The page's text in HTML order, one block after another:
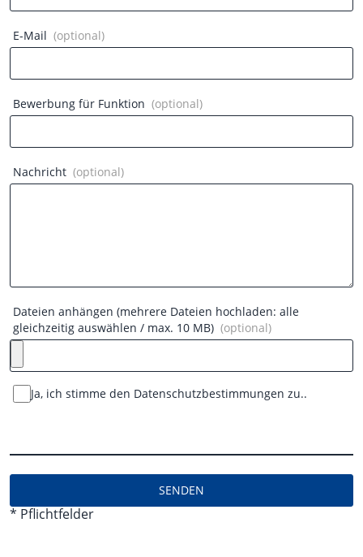
E-Mail (optional)
Bewerbung für Funktion (optional)
Nachricht (optional)
Dateien anhängen (mehrere Dateien hochladen: alle
gleichzeitig auswählen / max. 10 MB) (optional)
Ja, ich stimme den Datenschutzbestimmungen zu..
* Pflichtfelder
SENDEN